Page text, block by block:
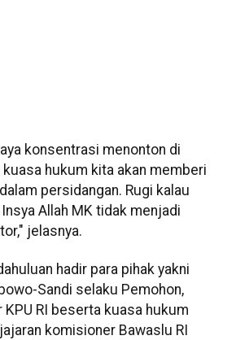
konsentrasi menonton di
kuasa hukum kita akan memberi
persidangan. Rugi kalau
Allah MK tidak menjadi
jelasnya.
hadir para pihak yakni
Sandi selaku Pemohon,
RI beserta kuasa hukum
komisioner Bawaslu RI